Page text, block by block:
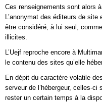
Ces renseignements sont alors
L’anonymat des éditeurs de
être considéré, à lui seul,
illicites.
L’Uejf reproche encore à
le contenu des sites qu’elle
En dépit du caractère volatile
serveur de l’hébergeur, celles-
rester un certain temps à la